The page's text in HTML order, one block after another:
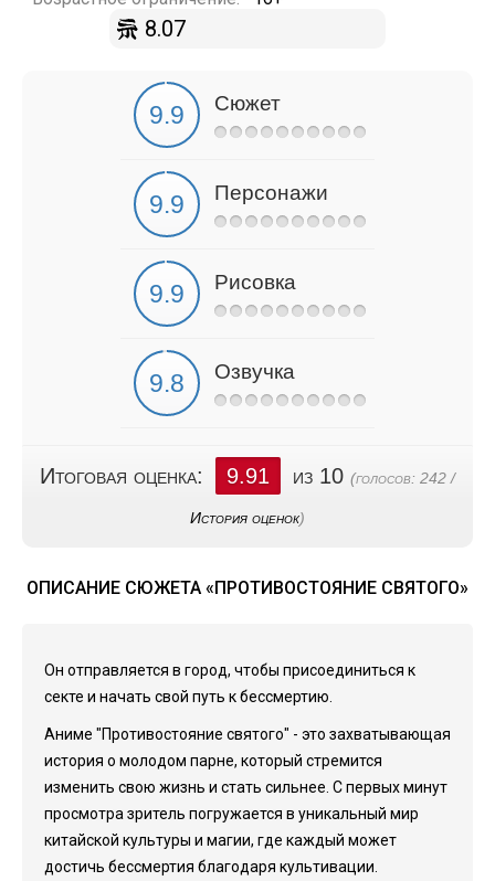
8.07
Сюжет
Персонажи
Рисовка
Озвучка
Итоговая оценка: 9.91 из 10 (голосов: 242 /
История оценок)
ОПИСАНИЕ СЮЖЕТА «ПРОТИВОСТОЯНИЕ СВЯТОГО»
Он отправляется в город, чтобы присоединиться к
секте и начать свой путь к бессмертию.
Аниме "Противостояние святого" - это захватывающая
история о молодом парне, который стремится
изменить свою жизнь и стать сильнее. С первых минут
просмотра зритель погружается в уникальный мир
китайской культуры и магии, где каждый может
достичь бессмертия благодаря культивации.